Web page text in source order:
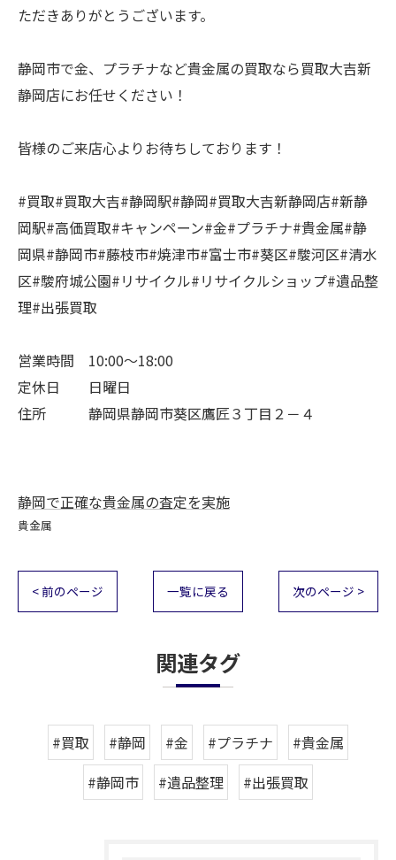
ただきありがとうございます。
静岡市で金、プラチナなど貴金属の買取なら買取大吉新
静岡店にお任せください！
皆様のご来店心よりお待ちしております！
#買取#買取大吉#静岡駅#静岡#買取大吉新静岡店#新静
岡駅#高価買取#キャンペーン#金#プラチナ#貴金属#静
岡県#静岡市#藤枝市#焼津市#富士市#葵区#駿河区#清水
区#駿府城公園#リサイクル#リサイクルショップ#遺品整
理#出張買取
営業時間 10:00～18:00
定休日 日曜日
住所 静岡県静岡市葵区鷹匠３丁目２－４
静岡で正確な貴金属の査定を実施
貴金属
< 前のページ 一覧に戻る 次のページ >
関連タグ
#買取 #静岡 #金 #プラチナ
#貴金属
#静岡市
#遺品整理 #出張買取